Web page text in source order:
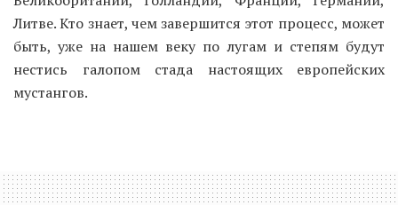
Литве. Кто знает, чем завершится этот процесс, может
быть, уже на нашем веку по лугам и степям будут
нестись галопом стада настоящих европейских
мустангов.